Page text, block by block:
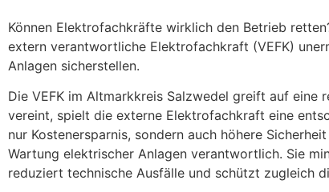
Können Elektrofachkräfte wirklich den Betrieb
extern verantwortliche Elektrofachkraft (VEFK)
Anlagen sicherstellen.
Die VEFK im Altmarkkreis Salzwedel greift auf eine
vereint, spielt die externe Elektrofachkraft eine
nur Kostenersparnis, sondern auch höhere
Wartung elektrischer Anlagen verantwortlich. Sie
reduziert technische Ausfälle und schützt zugleich